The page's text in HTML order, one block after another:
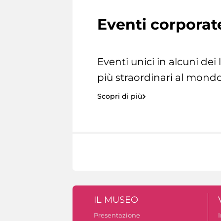
Eventi
Eventi unici in alcuni dei
più straordinari al
Scopri di più
IL MUSEO
Presentazione